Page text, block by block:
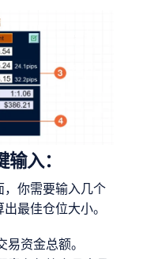
入：
你需要输入几个
最佳仓位大小。
资金总额。